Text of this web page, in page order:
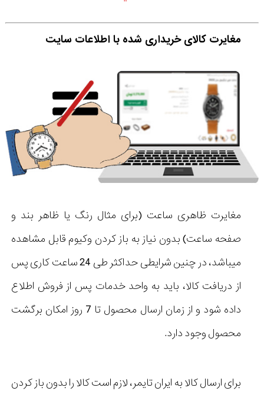
مغایرت کالای خریداری شده با اطلاعات سایت
مغایرت ظاهری ساعت (برای مثال رنگ یا ظاهر بند و
صفحه ساعت) بدون نیاز به باز کردن وکیوم قابل مشاهده
میباشد، در چنین شرایطی حداکثر طی 24 ساعت کاری پس
از دریافت کالا، باید به واحد خدمات پس از فروش اطلاع
داده شود و از زمان ارسال محصول تا 7 روز امکان برگشت
محصول وجود دارد.
برای ارسال کالا به ایران تایمر، لازم است کالا را بدون باز کردن